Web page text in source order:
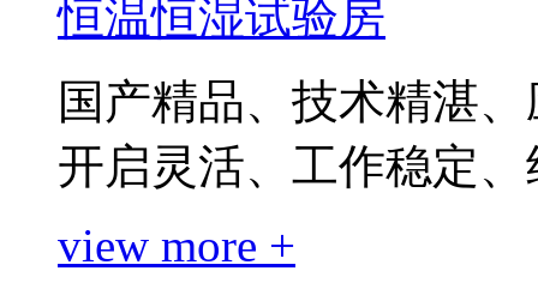
恒温恒湿试验房
国产精品、技术精湛
开启灵活、工作稳定
view more +